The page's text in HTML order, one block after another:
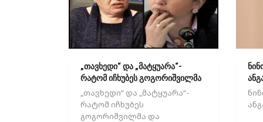
„თავხედი“ და „მატყუარა“-
რატომ იჩხუბეს გოგორიშვილმა
და..
„თავხედი“ და „მატყუარა“-
რატომ იჩხუბეს
გოგორიშვილმა და